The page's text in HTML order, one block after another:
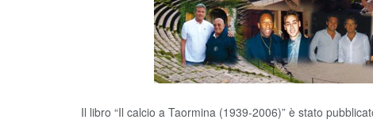
Il libro “Il calcio a Taormina (1939-2006)” è stato